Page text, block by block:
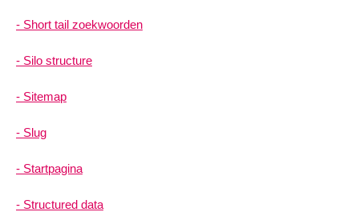
Short tail zoekwoorden
Silo structure
Sitemap
Slug
Startpagina
Structured data